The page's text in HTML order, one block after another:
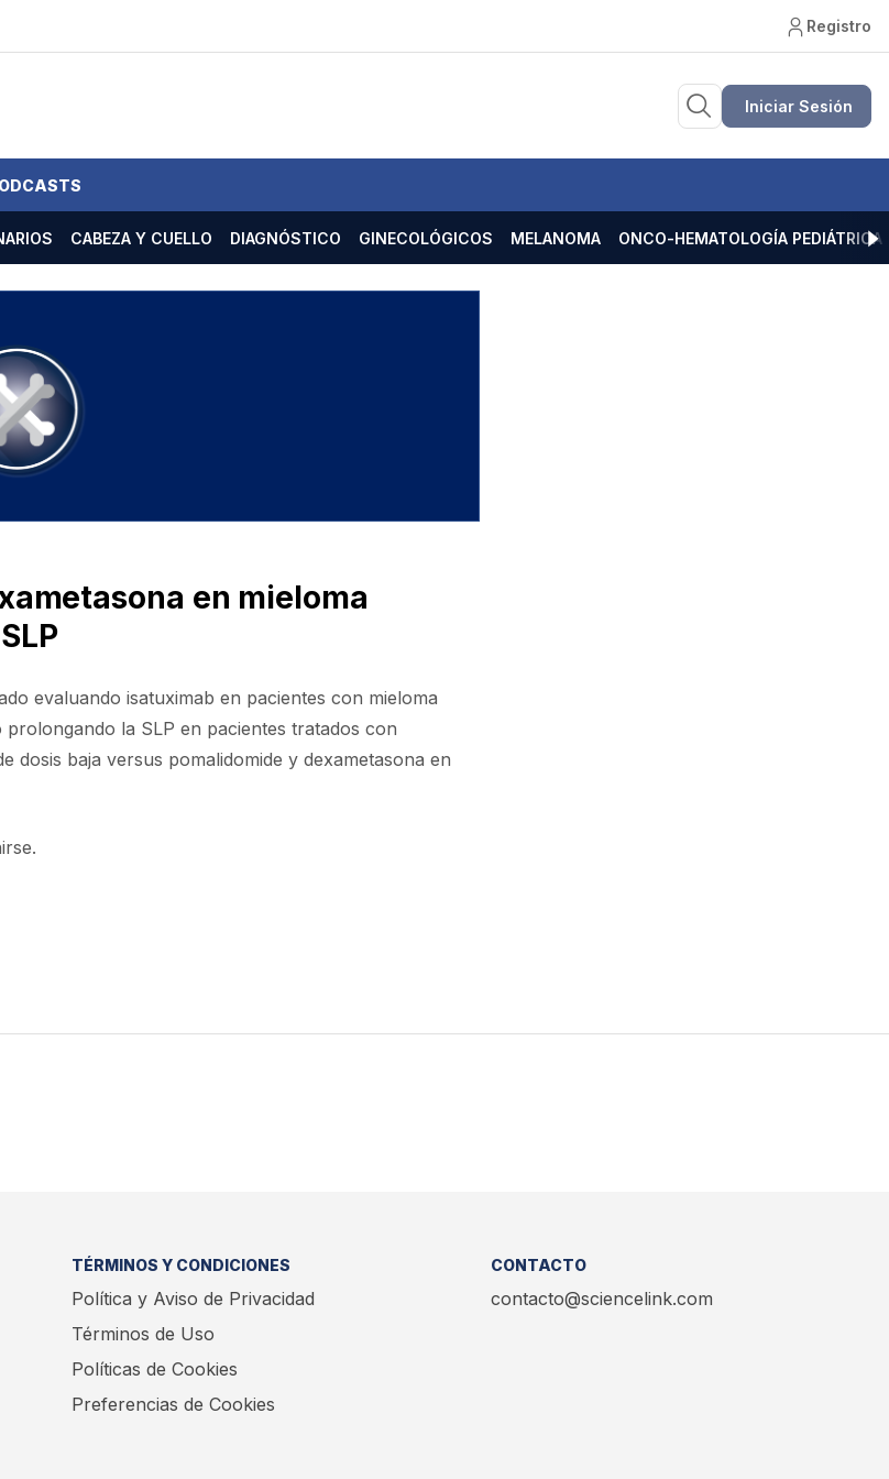
Registro
Iniciar Sesión
CABEZA Y CUELLO DIAGNÓSTICO GINECOLÓGICOS MELANOMA ONCO-HEMATOLOGÍA PEDIÁTRICA
en mieloma
evaluando isatuximab en pacientes con mieloma
la SLP en pacientes tratados con
dosis baja versus pomalidomide y dexametasona en
TÉRMINOS Y CONDICIONES
Política y Aviso de Privacidad
Términos de Uso
Políticas de Cookies
Preferencias de Cookies
CONTACTO
contacto@sciencelink.com